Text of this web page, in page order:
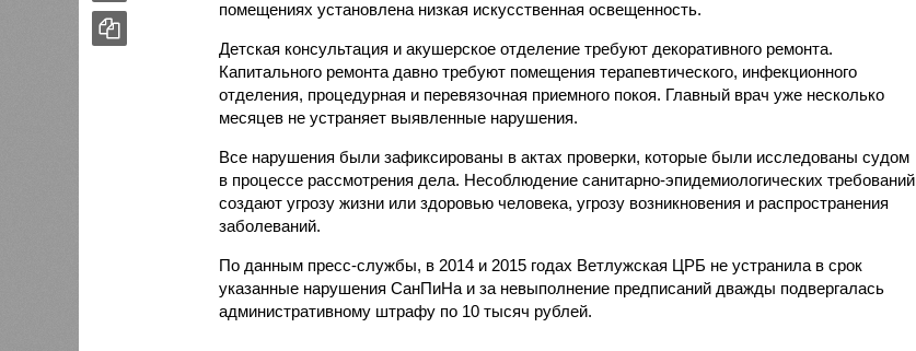
помещениях установлена низкая искусственная освещенность.
Детская консультация и акушерское отделение требуют декоративного ремонта.
Капитального ремонта давно требуют помещения терапевтического, инфекционного
отделения, процедурная и перевязочная приемного покоя. Главный врач уже несколько
месяцев не устраняет выявленные нарушения.
Все нарушения были зафиксированы в актах проверки, которые были исследованы судом
в процессе рассмотрения дела. Несоблюдение санитарно-эпидемиологических требований
создают угрозу жизни или здоровью человека, угрозу возникновения и распространения
заболеваний.
По данным пресс-службы, в 2014 и 2015 годах Ветлужская ЦРБ не устранила в срок
указанные нарушения СанПиНа и за невыполнение предписаний дважды подвергалась
административному штрафу по 10 тысяч рублей.